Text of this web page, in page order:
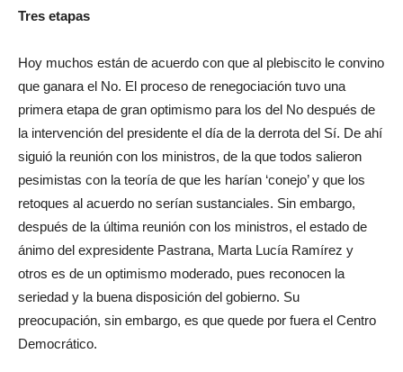
Tres etapas
Hoy muchos están de acuerdo con que al plebiscito le convino
que ganara el No. El proceso de renegociación tuvo una
primera etapa de gran optimismo para los del No después de
la intervención del presidente el día de la derrota del Sí. De ahí
siguió la reunión con los ministros, de la que todos salieron
pesimistas con la teoría de que les harían ‘conejo’ y que los
retoques al acuerdo no serían sustanciales. Sin embargo,
después de la última reunión con los ministros, el estado de
ánimo del expresidente Pastrana, Marta Lucía Ramírez y
otros es de un optimismo moderado, pues reconocen la
seriedad y la buena disposición del gobierno. Su
preocupación, sin embargo, es que quede por fuera el Centro
Democrático.